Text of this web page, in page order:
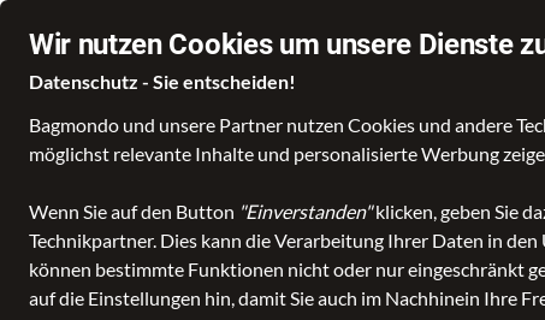
Wir nutzen Cookies um unsere Dienste
Datenschutz - Sie entscheiden!
Bagmondo und unsere Partner nutzen Cookies und andere
möglichst relevante Inhalte und personalisierte Werbung
Wenn Sie auf den Button "Einverstanden"klicken, geben Sie
Technikpartner. Dies kann die Verarbeitung Ihrer Daten in
können bestimmte Funktionen nicht oder nur eingeschränkt
auf die Einstellungen hin, damit Sie auch im Nachhinein Ihre
Koffer-
alle Kategorien Taschen Handtasche Sonstige Handtasche